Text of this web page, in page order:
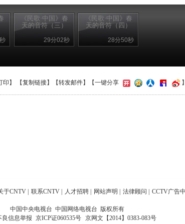
《民歌·中国》春
天的音符（三）
29分02秒
《民歌·中国》春
天的音符（四）
28分50秒
印 】 【复制链接】【转发邮件】【一键分享 】
于CNTV 联系CNTV 人才招聘 网站声明 法律顾问 CCTV广告
中国中央电视台 中国网络电视台 版权所有
良信息举报 京ICP证060535号
京网文【2014】0383-083号